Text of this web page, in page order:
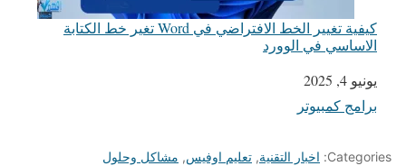
كيفية تغيير الخط الافتراضي في Word تغير خط الكتابة
الاساسي في الوورد
التاريخ
يونيو 4, 2025
في ما يتعلق بما يأتي
برامج كمبيوتر
Categories: اخبار التقنية, تعليم اوفيس, مشاكل وحلول